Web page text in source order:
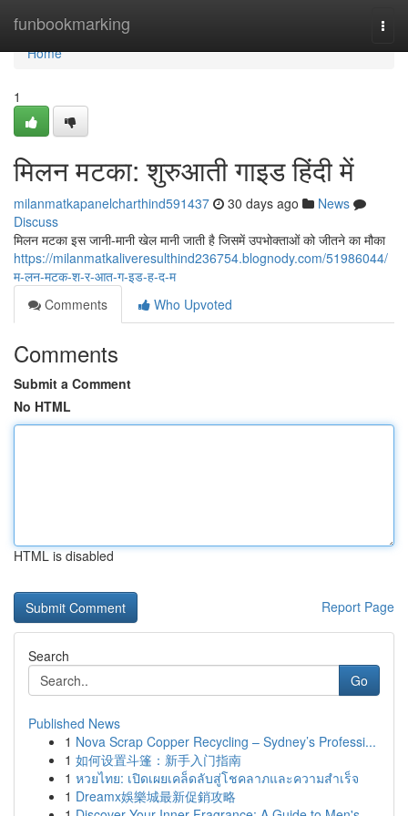
funbookmarking
Home
Home
1
मिलन मटका: शुरुआती गाइड हिंदी में
milanmatkapanelcharthind591437 30 days ago
News
Discuss
मिलन मटका इस जानी-मानी खेल मानी जाती है जिसमें उपभोक्ताओं को जीतने का मौका
https://milanmatkaliveresulthind236754.blognody.com/51986044/
म-लन-मटक-श-र-आत-ग-इड-ह-द-म
Comments
Who Upvoted
Comments
Submit a Comment
No HTML
HTML is disabled
Report Page
Search
Go
Published News
1 Nova Scrap Copper Recycling – Sydney’s Professi...
1 如何设置斗篷：新手入门指南
1 หวยไทย: เปิดเผยเคล็ดลับสู่โชคลาภและความสำเร็จ
1 Dreamx娛樂城最新促銷攻略